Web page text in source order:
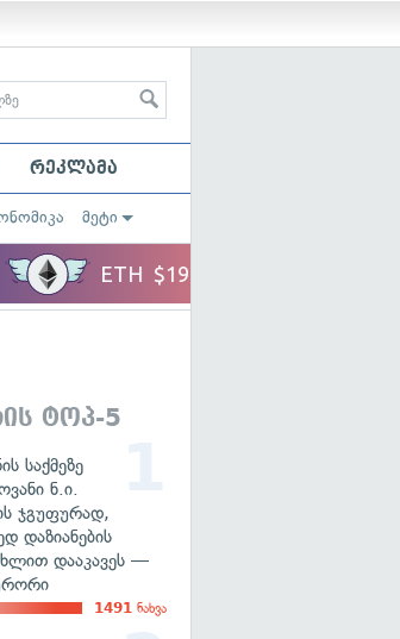
რეკლამა
მეტი
ტოპ-5
საქმეზე
ნ.ი.
ჯგუფურად,
დაზიანების
დააკავეს —
1491 ნახვა